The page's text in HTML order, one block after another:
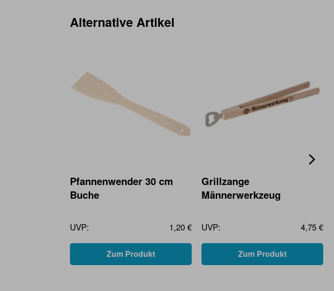
Alternative Artikel
Pfannenwender 30 cm
Buche
UVP: 1,20 €
Zum Produkt
Grillzange
Männerwerkzeug
UVP: 4,75 €
Zum Produkt